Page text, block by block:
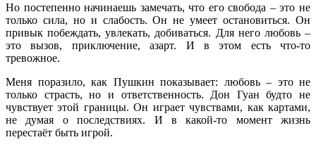
Но постепенно начинаешь замечать, что его свобода – это не
только сила, но и слабость. Он не умеет остановиться. Он
привык побеждать, увлекать, добиваться. Для него любовь –
это вызов, приключение, азарт. И в этом есть что-то
тревожное.
Меня поразило, как Пушкин показывает: любовь – это не
только страсть, но и ответственность. Дон Гуан будто не
чувствует этой границы. Он играет чувствами, как картами,
не думая о последствиях. И в какой-то момент жизнь
перестаёт быть игрой.